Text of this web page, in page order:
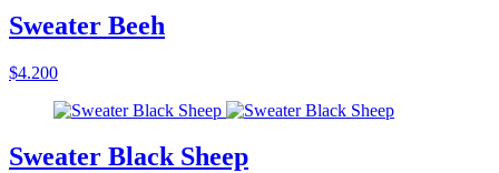
Sweater Beeh
$4.200
Sweater Black Sheep